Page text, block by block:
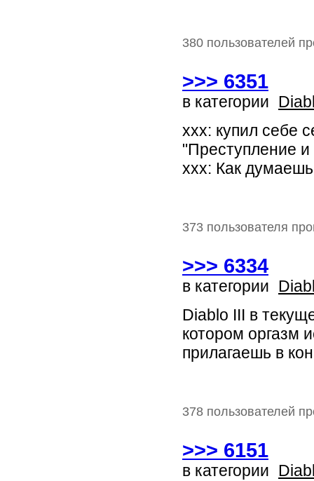
380 пользователей
>>> 6351
в категории
ххх: купил себе
"Преступление и
ххх: Как
373 пользователя
>>> 6334
в категории
Diablo III в
котором оргазм
прилагаешь в
378 пользователей
>>> 6151
в категории